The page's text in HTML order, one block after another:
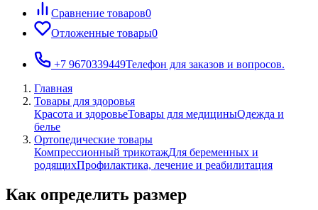
Сравнение товаров0
Отложенные товары0
+7 9670339449Телефон для заказов и вопросов.
Главная
Товары для здоровья
Красота и здоровьеТовары для медициныОдежда и
белье
Ортопедические товары
Компрессионный трикотажДля беременных и
родящихПрофилактика, лечение и реабилитация
Как определить размер